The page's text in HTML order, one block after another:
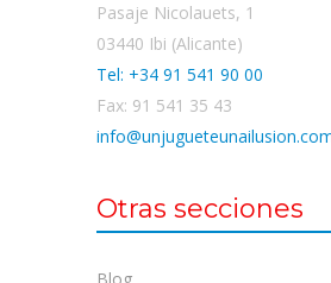
Pasaje Nicolauets, 1
03440 Ibi (Alicante)
Tel: +34 91 541 90 00
Fax: 91 541 35 43
Otras secciones